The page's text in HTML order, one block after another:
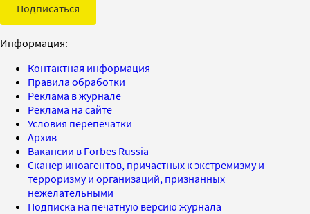
Подписаться
Информация:
Контактная информация
Правила обработки
Реклама в журнале
Реклама на сайте
Условия перепечатки
Архив
Вакансии в Forbes Russia
Сканер иноагентов, причастных к экстремизму и
терроризму и организаций, признанных
нежелательными
Подписка на печатную версию журнала